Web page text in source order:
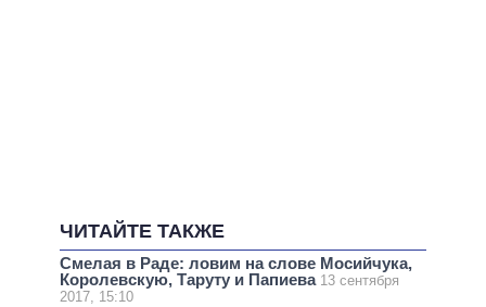
ЧИТАЙТЕ ТАКЖЕ
Смелая в Раде: ловим на слове Мосийчука,
Королевскую, Таруту и Папиева 13 сентября
2017, 15:10